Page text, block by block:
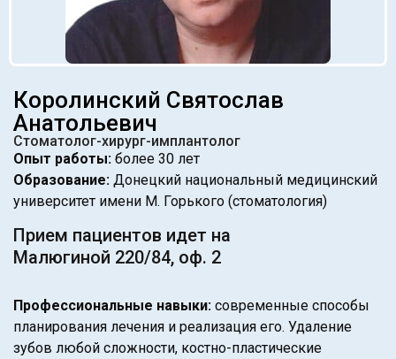
Королинский Святослав
Анатольевич
Стоматолог-хирург-имплантолог
Опыт работы: более 30 лет
Образование: Донецкий национальный медицинский
университет имени М. Горького (стоматология)
Прием пациентов идет на
Малюгиной 220/84, оф. 2
Профессиональные навыки: современные способы
планирования лечения и реализация его. Удаление
зубов любой сложности, костно-пластические